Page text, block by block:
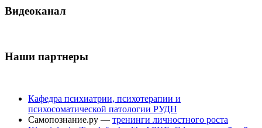
Видеоканал
Наши партнеры
Кафедра психиатрии, психотерапии и
психосоматической патологии РУДН
Самопознание.ру — тренинги личностного роста